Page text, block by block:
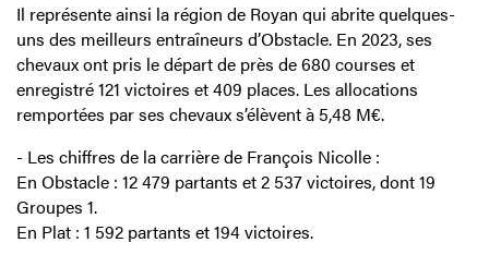
Il représente ainsi la région de Royan qui abrite quelques-
uns des meilleurs entraîneurs d’Obstacle. En 2023, ses
chevaux ont pris le départ de près de 680 courses et
enregistré 121 victoires et 409 places. Les allocations
remportées par ses chevaux s’élèvent à 5,48 M€.
- Les chiffres de la carrière de François Nicolle :
En Obstacle : 12 479 partants et 2 537 victoires, dont 19
Groupes 1.
En Plat : 1 592 partants et 194 victoires.